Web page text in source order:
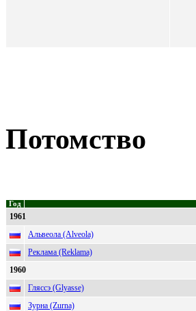
Потомство
Год
1961
Альвеола (Alveola)
Реклама (Reklama)
1960
Гляссэ (Glyasse)
Зурна (Zurna)